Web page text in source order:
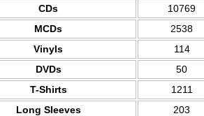
CDs
10769
MCDs
2538
Vinyls
114
DVDs
50
T-Shirts
1211
Long Sleeves
203